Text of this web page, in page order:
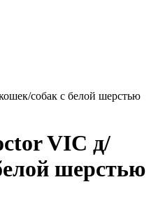
собак с белой шерстью
VIC д/
шерстью